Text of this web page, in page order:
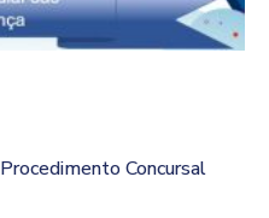
Procedimento Concursal